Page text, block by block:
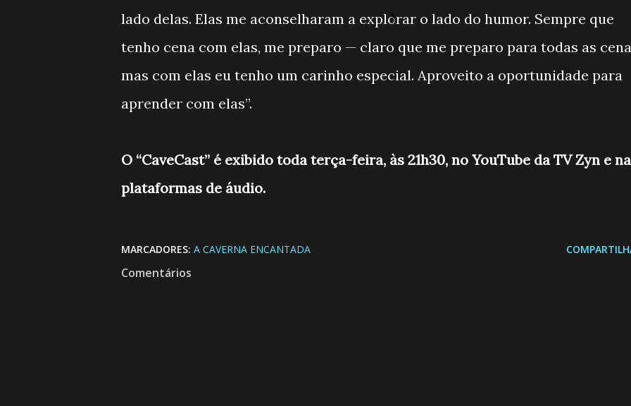
lado delas. Elas me aconselharam a explorar o lado do humor. Sempre que
tenho cena com elas, me preparo — claro que me preparo para todas as
mas com elas eu tenho um carinho especial. Aproveito a oportunidade para
aprender com elas”.
O “CaveCast” é exibido toda terça-feira, às 21h30, no YouTube da TV Zyn e
plataformas de áudio.
MARCADORES: A CAVERNA ENCANTADA
Comentários